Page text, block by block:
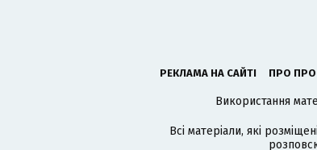
РЕКЛАМА НА САЙТІ ПРО
Використання
Всі матеріали, які